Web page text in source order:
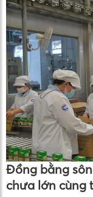
Đồng bằng
chưa lớn cùng